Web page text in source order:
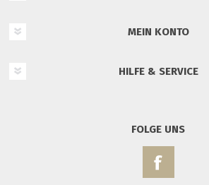
MEIN KONTO
HILFE & SERVICE
FOLGE UNS